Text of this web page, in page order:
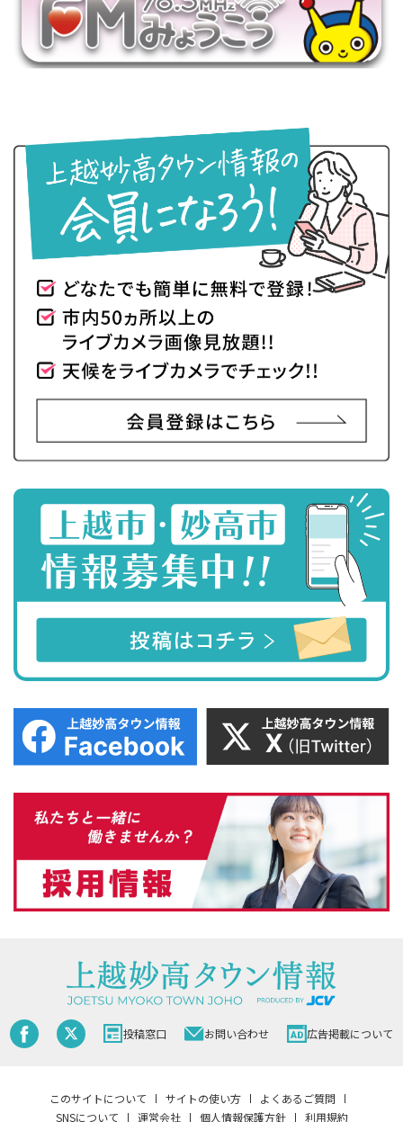
投稿窓口 お問い合わせ 広告掲載について
このサイトについて サイトの使い方
よくあるご質問
SNSについて
運営会社 個人情報保護方針 利用規約